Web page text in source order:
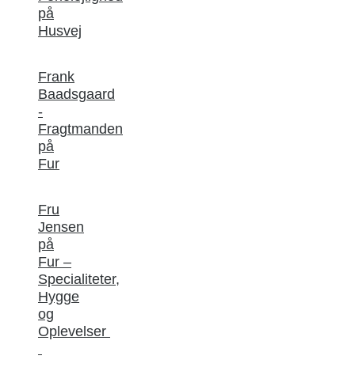
på
Husvej
Frank
Baadsgaard
-
Fragtmanden
på
Fur
Fru
Jensen
på
Fur –
Specialiteter,
Hygge
og
Oplevelser